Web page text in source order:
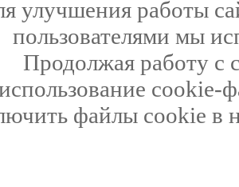
улучшения работы
пользователями мы
Продолжая работу с
cookie-
файлы cookie в